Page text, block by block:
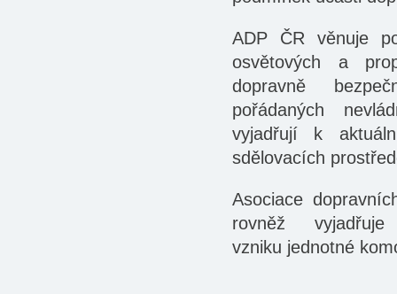
ADP ČR věnuje
osvětových a
dopravně
pořádaných
vyjadřují k
sdělovacích
Asociace
rovněž
vzniku jednotné